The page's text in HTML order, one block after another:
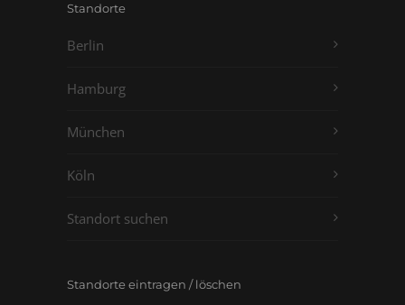
Standorte
Berlin
Hamburg
München
Köln
Standort suchen
Standorte eintragen / löschen